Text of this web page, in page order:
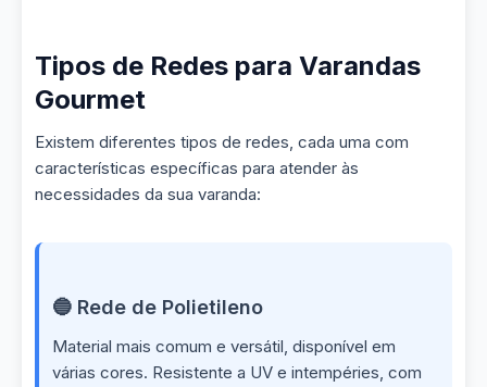
Tipos de Redes para Varandas
Gourmet
Existem diferentes tipos de redes, cada uma com
características específicas para atender às
necessidades da sua varanda:
🔵 Rede de Polietileno
Material mais comum e versátil, disponível em
várias cores. Resistente a UV e intempéries, com